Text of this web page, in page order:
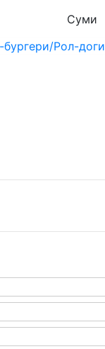
Суми
бургери/Рол-доги